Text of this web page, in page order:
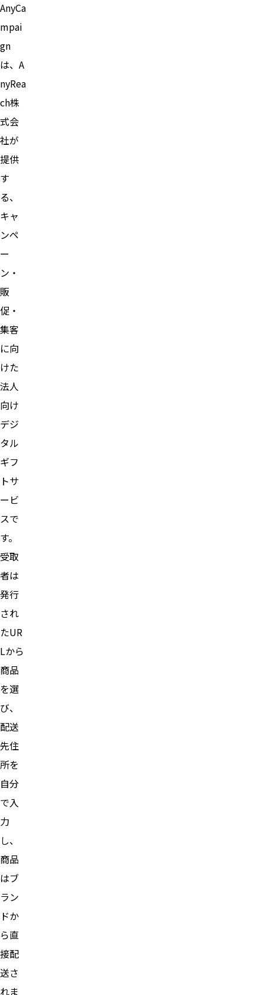
AnyCa
mpai
gn
は、A
nyRea
ch株
式会
社が
提供
す
る、
キャ
ンペ
ー
ン・
販
促・
集客
に向
けた
法人
向け
デジ
タル
ギフ
トサ
ービ
スで
す。
受取
者は
発行
され
たUR
Lから
商品
を選
び、
配送
先住
所を
自分
で入
力
し、
商品
はブ
ラン
ドか
ら直
接配
送さ
れま